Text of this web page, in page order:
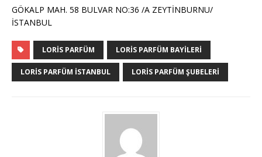
GÖKALP MAH. 58 BULVAR NO:36 /A ZEYTİNBURNU/
İSTANBUL
LORIS PARFÜM LORIS PARFÜM BAYILERI
LORIS PARFÜM ISTANBUL LORIS PARFÜM ŞUBELERI